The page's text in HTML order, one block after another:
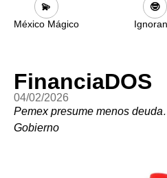
💫
México Mágico
🤓
FinanciaDOS
04/02/2026
Pemex presume menos
Gobierno